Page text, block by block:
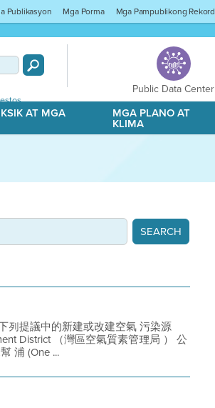
Publikasyon Mga Porma Mga Pampublikong Rekord
Public Data Center
AT MGA MGA PLANO AT
KLIMA
列提議中的新建或改建空氣 污染源
District （灣區空氣質素管理局 ） 公
浦 (One ...